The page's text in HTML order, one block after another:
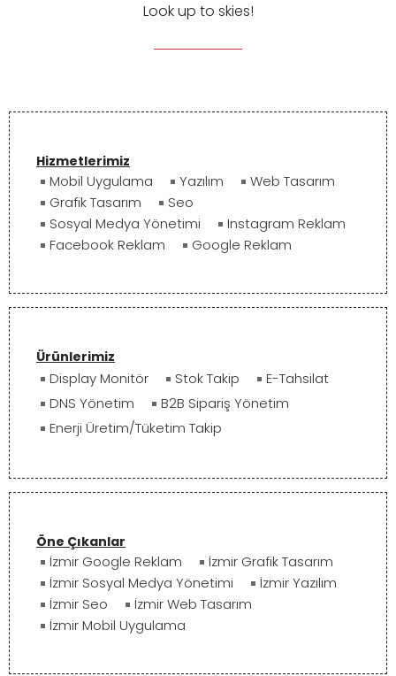
Look up to skies!
Hizmetlerimiz
Mobil Uygulama Yazılım
Web Tasarım
Grafik Tasarım
Seo
Sosyal Medya Yönetimi
Instagram Reklam
Facebook Reklam
Google Reklam
Ürünlerimiz
Display Monitör Stok Takip
E-Tahsilat
DNS Yönetim
B2B Sipariş Yönetim
Enerji Üretim/Tüketim Takip
Öne Çıkanlar
İzmir Google Reklam
İzmir Grafik Tasarım
İzmir Sosyal Medya Yönetimi
İzmir Yazılım
İzmir Seo
İzmir Web Tasarım
İzmir Mobil Uygulama